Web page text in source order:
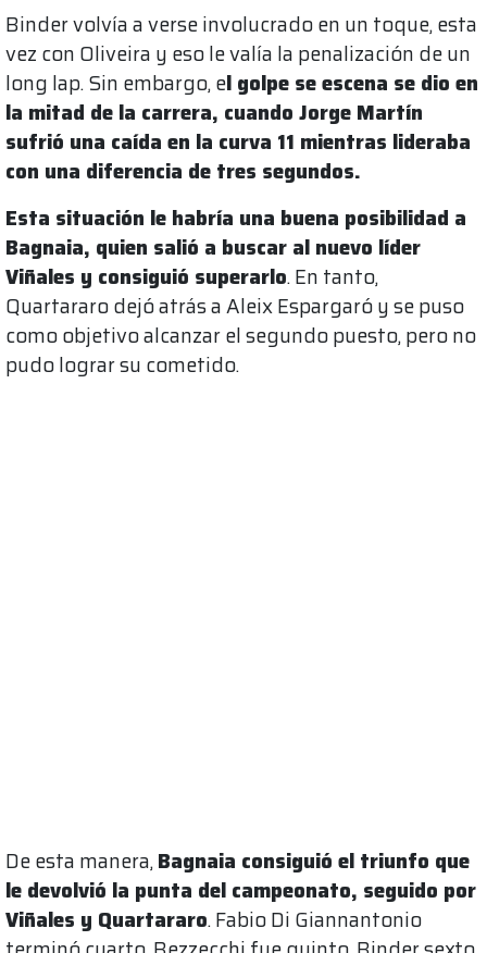
Binder volvía a verse involucrado en un toque, esta
vez con Oliveira y eso le valía la penalización de un
long lap. Sin embargo, el golpe se escena se dio en
la mitad de la carrera, cuando Jorge Martín
sufrió una caída en la curva 11 mientras lideraba
con una diferencia de tres segundos.
Esta situación le habría una buena posibilidad a
Bagnaia, quien salió a buscar al nuevo líder
Viñales y consiguió superarlo. En tanto,
Quartararo dejó atrás a Aleix Espargaró y se puso
como objetivo alcanzar el segundo puesto, pero no
pudo lograr su cometido.
De esta manera,Bagnaia consiguió el triunfo que
le devolvió la punta del campeonato, seguido por
Viñales y Quartararo. Fabio Di Giannantonio